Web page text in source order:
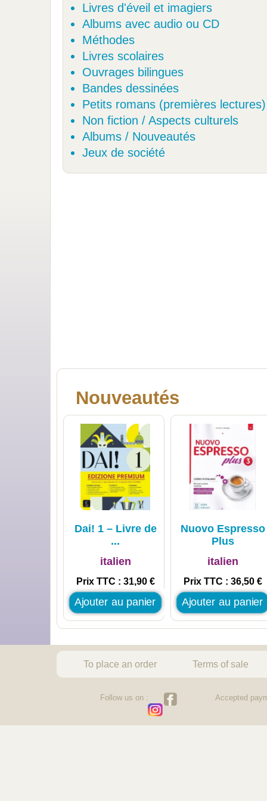
Livres d'éveil et imagiers
Albums avec audio ou CD
Méthodes
Livres scolaires
Ouvrages bilingues
Bandes dessinées
Petits romans (premières lectures)
Non fiction / Aspects culturels
Albums / Nouveautés
Jeux de société
Nouveautés
Dai! 1 – Livre de
...
italien
Prix TTC : 31,90 €
Ajouter au panier
Nuovo Espresso
Plus
italien
Prix TTC : 36,50 €
Ajouter au panier
To place an order Terms of sale
Follow us on : Accepted